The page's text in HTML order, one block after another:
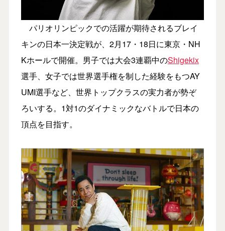
パリオリンピックでの活躍が期待されるブレイ
キンの日本一決定戦が、2月17・18日に東京・NH
Kホールで開催。男子では大会3連覇中のShigekix
選手、女子では世界選手権を制した経験をもつAY
UMI選手など、世界トップクラスの実力者が勢ぞ
ろいする。1対1のダイナミックなバトルで日本の
頂点を目指す。